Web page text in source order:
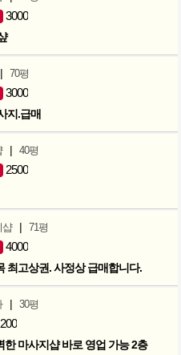
3000
| 70평
3000
지.급매
| 40평
2500
샵 | 71평
4000
최고상권. 사정상 급매합니다.
| 30평
200
한 마사지샵 바로 영업 가능 2층